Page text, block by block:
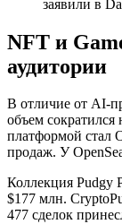
заявили в
NFT и
аудитории
В отличие от AI-
объем
платформой стал
продаж. У
Коллекция Pudgy
$177 млн.
477 сделок